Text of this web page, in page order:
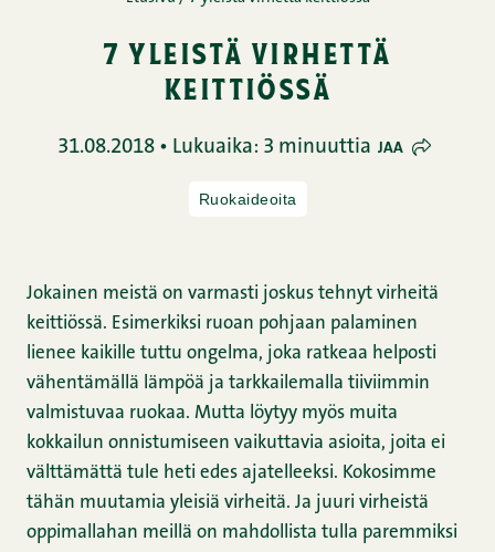
7 yleistä virhettä
keittiössä
31.08.2018 • Lukuaika: 3 minuuttia JAA
Ruokaideoita
Jokainen meistä on varmasti joskus tehnyt virheitä
keittiössä. Esimerkiksi ruoan pohjaan palaminen
lienee kaikille tuttu ongelma, joka ratkeaa helposti
vähentämällä lämpöä ja tarkkailemalla tiiviimmin
valmistuvaa ruokaa. Mutta löytyy myös muita
kokkailun onnistumiseen vaikuttavia asioita, joita ei
välttämättä tule heti edes ajatelleeksi. Kokosimme
tähän muutamia yleisiä virheitä. Ja juuri virheistä
oppimallahan meillä on mahdollista tulla paremmiksi